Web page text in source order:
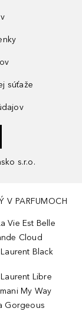
súťaže
s.r.o.
V PARFUMOCH
Vie Est Belle
Cloud
Black
Libre
My Way
Gorgeous